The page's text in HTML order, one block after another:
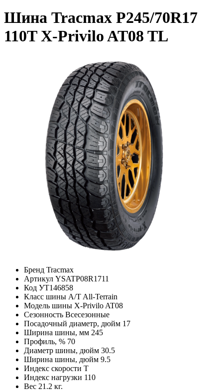
Шина Tracmax P245/70R17
110T X-Privilo AT08 TL
Бренд Tracmax
Артикул YSATP08R1711
Код УТ146858
Класс шины A/T All-Terrain
Модель шины X-Privilo AT08
Сезонность Всесезонные
Посадочный диаметр, дюйм 17
Ширина шины, мм 245
Профиль, % 70
Диаметр шины, дюйм 30.5
Ширина шины, дюйм 9.5
Индекс скорости T
Индекс нагрузки 110
Вес 21.2 кг.